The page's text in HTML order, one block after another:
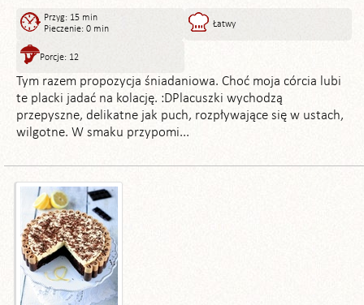
Przyg: 15 min
Pieczenie: 0 min
Łatwy
Porcje: 12
Tym razem propozycja śniadaniowa. Choć moja córcia lubi
te placki jadać na kolację. :DPlacuszki wychodzą
przepyszne, delikatne jak puch, rozpływające się w ustach,
wilgotne. W smaku przypomi...